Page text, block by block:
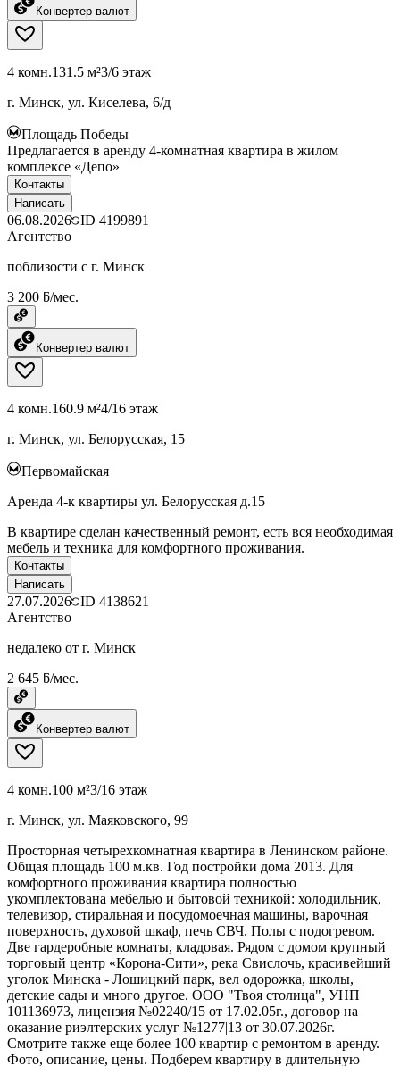
Конвертер валют
4 комн.131.5 м²3/6 этаж
г. Минск, ул. Киселева, 6/д
Площадь Победы
Предлагается в аренду 4-комнатная квартира в жилом
комплексе «Депо»
Контакты
Написать
06.08.2026 ID 4199891
Агентство
поблизости с г. Минск
3 200 ƃ/мес.
Конвертер валют
4 комн.160.9 м²4/16 этаж
г. Минск, ул. Белорусская, 15
Первомайская
Аренда 4-к квартиры ул. Белорусская д.15
В квартире сделан качественный ремонт, есть вся необходимая
мебель и техника для комфортного проживания.
Контакты
Написать
27.07.2026 ID 4138621
Агентство
недалеко от г. Минск
2 645 ƃ/мес.
Конвертер валют
4 комн.100 м²3/16 этаж
г. Минск, ул. Маяковского, 99
Просторная четырехкомнатная квартира в Ленинском районе.
Общая площадь 100 м.кв. Год постройки дома 2013. Для
комфортного проживания квартира полностью
укомплектована мебелью и бытовой техникой: холодильник,
телевизор, стиральная и посудомоечная машины, варочная
поверхность, духовой шкаф, печь СВЧ. Полы с подогревом.
Две гардеробные комнаты, кладовая. Рядом с домом крупный
торговый центр «Корона-Сити», река Свислочь, красивейший
уголок Минска - Лошицкий парк, вел одорожка, школы,
детские сады и много другое. ООО "Твоя столица", УНП
101136973, лицензия №02240/15 от 17.02.05г., договор на
оказание риэлтерских услуг №1277|13 от 30.07.2026г.
Смотрите также еще более 100 квартир с ремонтом в аренду.
Фото, описание, цены. Подберем квартиру в длительную